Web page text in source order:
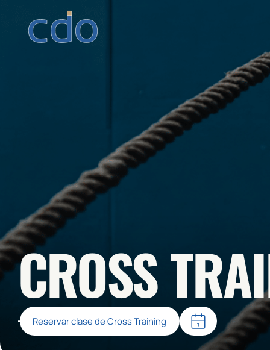
CROSS
Reservar clase de Cross Training